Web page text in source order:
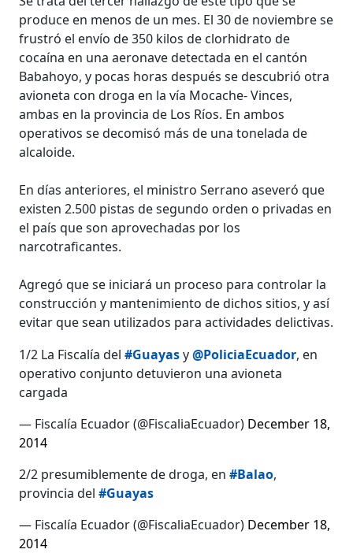
produce en menos de un mes. El 30 de noviembre se
frustró el envío de 350 kilos de clorhidrato de
cocaína en una aeronave detectada en el cantón
Babahoyo, y pocas horas después se descubrió otra
avioneta con droga en la vía Mocache- Vinces,
ambas en la provincia de Los Ríos. En ambos
operativos se decomisó más de una tonelada de
alcaloide.
En días anteriores, el ministro Serrano aseveró que
existen 2.500 pistas de segundo orden o privadas en
el país que son aprovechadas por los
narcotraficantes.
Agregó que se iniciará un proceso para controlar la
construcción y mantenimiento de dichos sitios, y así
evitar que sean utilizados para actividades delictivas.
1/2 La Fiscalía del#Guayasy@PoliciaEcuador, en
operativo conjunto detuvieron una avioneta
cargada
— Fiscalía Ecuador (@FiscaliaEcuador) December 18,
2014
2/2 presumiblemente de droga, en#Balao,
provincia del#Guayas
— Fiscalía Ecuador (@FiscaliaEcuador) December 18,
2014